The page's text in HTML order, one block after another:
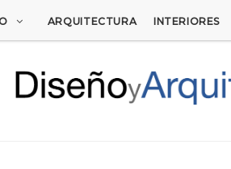
ARQUITECTURA INTERIORES